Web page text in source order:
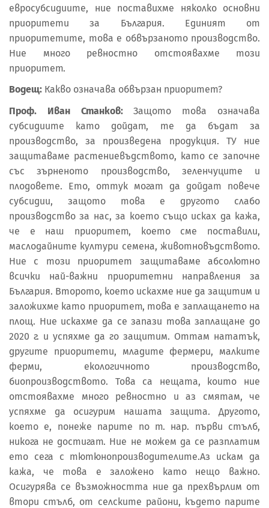
евросубсидиите, ние поставихме няколко основни
приоритети за България. Единият от
приоритетите, това е обвързаното производство.
Ние много ревностно отстоявахме този
приоритет.
Водещ: Какво означава обвързан приоритет?
Проф. Иван Станков:Защото това означава
субсидиите като дойдат, те да бъдат за
производство, за произведена продукция. ТУ ние
защитаваме растениевъдството, като се започне
със зърненото производство, зеленчуците и
плодовете. Ето, оттук могат да дойдат повече
субсидии, защото това е другото слабо
производство за нас, за което също исках да кажа,
че е наш приоритет, което сме поставили,
маслодайните култури семена, животновъдството.
Ние с този приоритет защитаваме абсолютно
всички най-важни приоритетни направления за
България. Второто, което искахме ние да защитим и
заложихме като приоритет, това е заплащането на
площ. Ние искахме да се запази това заплащане до
2020 г. и успяхме да го защитим. Оттам нататък,
другите приоритети, младите фермери, малките
ферми, екологичното производство,
биопроизводството. Това са нещата, които ние
отстоявахме много ревностно и аз смятам, че
успяхме да осигурим нашата защита. Другото,
което е, понеже парите по т. нар. първи стълб,
никога не достигат. Ние не можем да се разплатим
ето сега с тютюнопроизводителите.Аз искам да
кажа, че това е заложено като нещо важно.
Осигурява се възможността ние да прехвърлим от
втори стълб, от селските райони, където парите